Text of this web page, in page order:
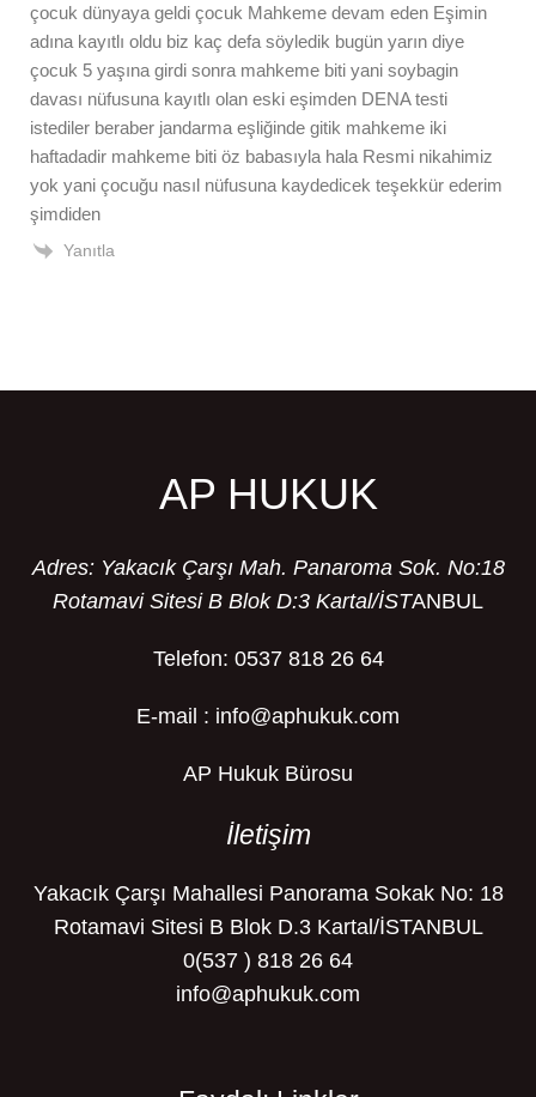
çocuk dünyaya geldi çocuk Mahkeme devam eden Eşimin
adına kayıtlı oldu biz kaç defa söyledik bugün yarın diye
çocuk 5 yaşına girdi sonra mahkeme biti yani soybagin
davası nüfusuna kayıtlı olan eski eşimden DENA testi
istediler beraber jandarma eşliğinde gitik mahkeme iki
haftadadir mahkeme biti öz babasıyla hala Resmi nikahimiz
yok yani çocuğu nasıl nüfusuna kaydedicek teşekkür ederim
şimdiden
Yanıtla
AP HUKUK
Adres: Yakacık Çarşı Mah. Panaroma Sok. No:18
Rotamavi Sitesi B Blok D:3 Kartal/İSTANBUL
Telefon: 0537 818 26 64
E-mail : info@aphukuk.com
AP Hukuk Bürosu
İletişim
Yakacık Çarşı Mahallesi Panorama Sokak No: 18
Rotamavi Sitesi B Blok D.3 Kartal/İSTANBUL
0(537 ) 818 26 64
info@aphukuk.com